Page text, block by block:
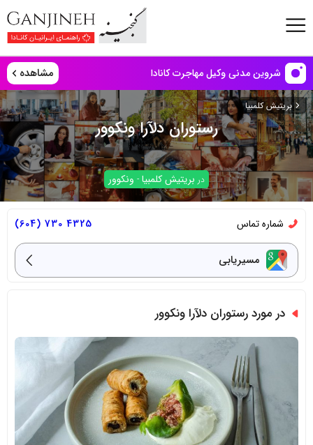
شروین مدنی وکیل مهاجرت کانادا مشاهده
بریتیش کلمبیا
رستوران دلآرا ونکوور
در بریتیش کلمبیا - ونکوور
شماره تماس 4325 730 (604)
مسیریابی
در مورد رستوران دلآرا ونکوور